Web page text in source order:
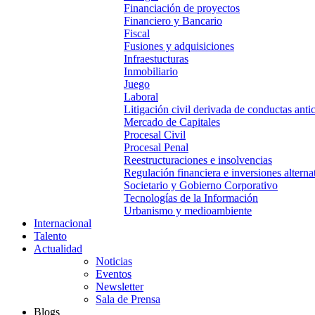
Financiación de proyectos
Financiero y Bancario
Fiscal
Fusiones y adquisiciones
Infraestucturas
Inmobiliario
Juego
Laboral
Litigación civil derivada de conductas
Mercado de Capitales
Procesal Civil
Procesal Penal
Reestructuraciones e insolvencias
Regulación financiera e inversiones
Societario y Gobierno Corporativo
Tecnologías de la Información
Urbanismo y medioambiente
Internacional
Talento
Actualidad
Noticias
Eventos
Newsletter
Sala de Prensa
Blogs